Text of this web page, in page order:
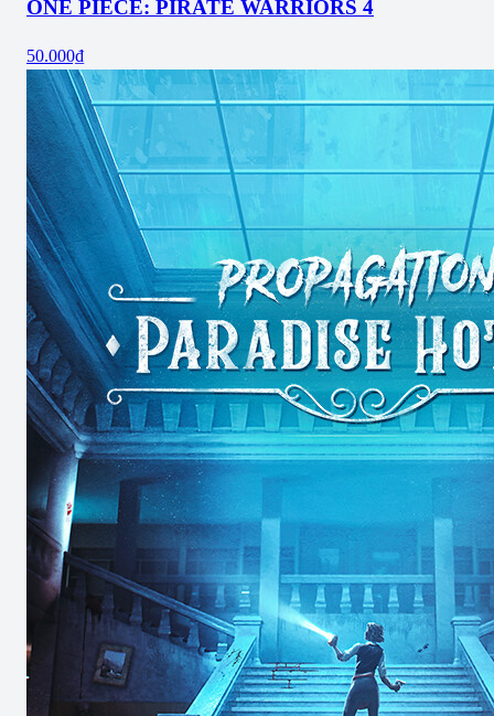
ONE PIECE: PIRATE WARRIORS 4
50.000₫